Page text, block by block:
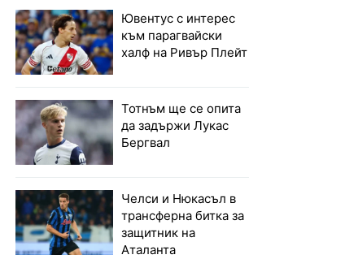
Ювентус с интерес
към парагвайски
халф на Ривър Плейт
Тотнъм ще се опита
да задържи Лукас
Бергвал
Челси и Нюкасъл в
трансферна битка за
защитник на
Аталанта